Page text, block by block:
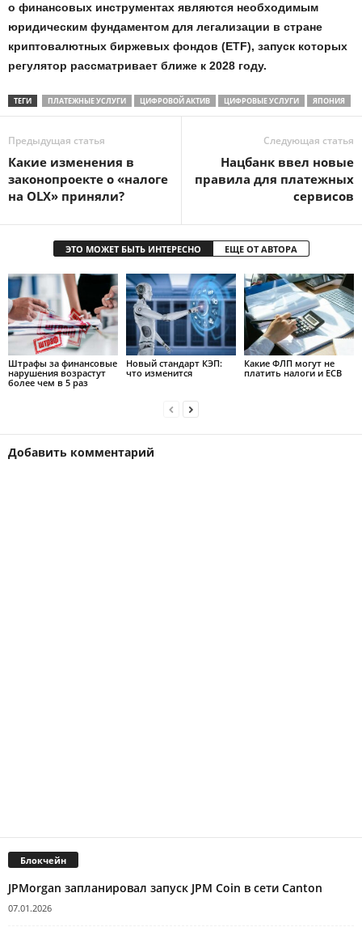
о финансовых инструментах являются необходимым
юридическим фундаментом для легализации в стране
криптовалютных биржевых фондов (ETF), запуск которых
регулятор рассматривает ближе к 2028 году.
ТЕГИ ПЛАТЕЖНЫЕ УСЛУГИ ЦИФРОВОЙ АКТИВ ЦИФРОВЫЕ УСЛУГИ ЯПОНИЯ
Предыдущая статья
Какие изменения в
законопроекте о «налоге
на OLX» приняли?
Следующая статья
Нацбанк ввел новые
правила для платежных
сервисов
ЭТО МОЖЕТ БЫТЬ ИНТЕРЕСНО ЕЩЕ ОТ АВТОРА
Штрафы за финансовые
нарушения возрастут
более чем в 5 раз
Новый стандарт КЭП:
что изменится
Какие ФЛП могут не
платить налоги и ЕСВ
Добавить комментарий
Блокчейн
JPMorgan запланировал запуск JPM Coin в сети Canton
07.01.2026